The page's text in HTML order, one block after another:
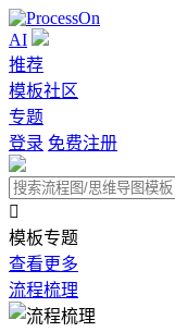
AI
推荐
模板社区
专题
登录 免费注册

模板专题
查看更多
流程梳理